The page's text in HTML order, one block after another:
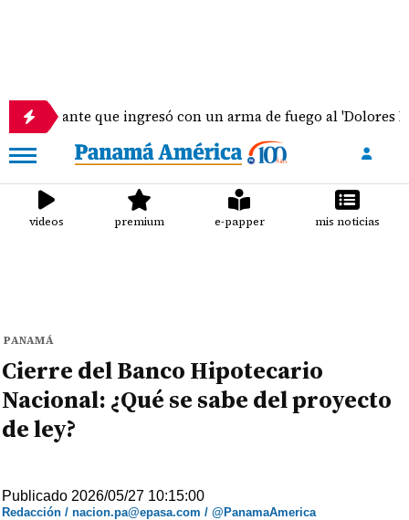
que ingresó con un arma de fuego al 'Dolores Moscote'
videos premium e-papper mis noticias
PANAMÁ
Cierre del Banco Hipotecario
Nacional: ¿Qué se sabe del proyecto
de ley?
Publicado 2026/05/27 10:15:00
Redacción / nacion.pa@epasa.com / @PanamaAmerica